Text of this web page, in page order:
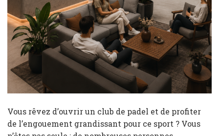
Vous rêvez d’ouvrir un club de padel et de profiter
de l’engouement grandissant pour ce sport ? Vous